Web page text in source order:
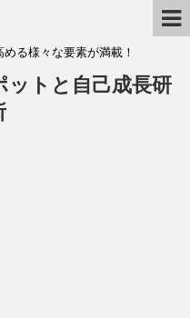
る様々な要素が満載！
ットと自己成長研